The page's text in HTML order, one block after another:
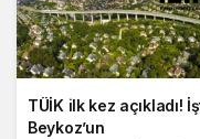
TÜİK ilk kez açıkladı!
Beykoz’un